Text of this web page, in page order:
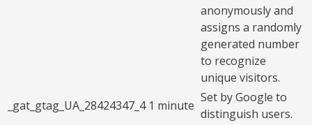
anonymously and
assigns a randomly
generated number
to recognize
unique visitors.
_gat_gtag_UA_28424347_4 1 minute
Set by Google to
distinguish users.